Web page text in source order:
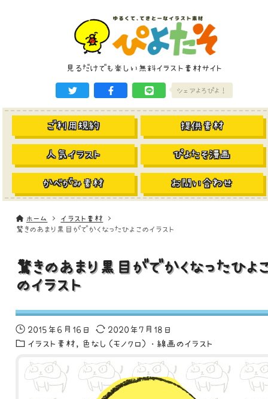
見るだけでも楽しい無料イラスト素材サイト
シェアよろぴよ！
ご利用規約 提供素材
人気イラスト ぴよたそ漫画
かべがみ素材 お問い合わせ
ホーム
イラスト素材
驚きのあまり黒目がでかくなったひよこのイラスト
驚きのあまり黒目がでかくなったひよ
のイラスト
2015年6月16日
2020年7月18日
イラスト素材
色なし（モノクロ）・線画のイラスト